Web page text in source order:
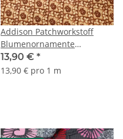
Addison Patchworkstoff
Blumenornamente
hellbraun, braun
13,90 € *
13,90 € pro 1 m